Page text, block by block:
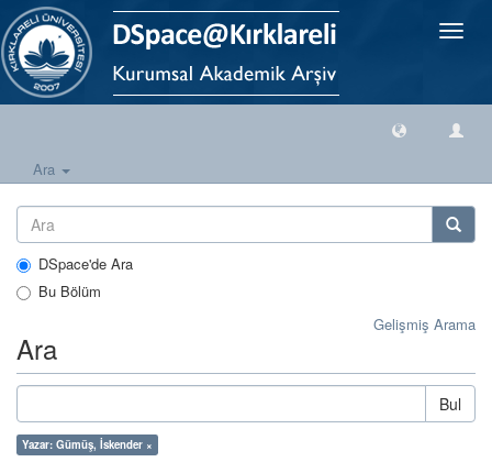
Geçiş
Ara
DSpace'de Ara
Bu Bölüm
Gelişmiş Arama
Ara
Bul
Yazar: Gümüş, İskender ×